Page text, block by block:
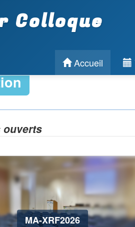
Colloque
Accueil
ouverts
MA-XRF2026